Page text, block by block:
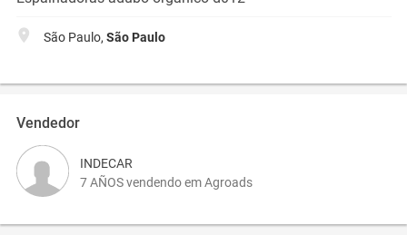
São Paulo, São Paulo
Vendedor
INDECAR
7 AÑOS vendendo em Agroads